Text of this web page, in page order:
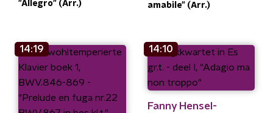
"Allegro" (Arr.)
amabile" (Arr.)
14:19 14:10
Fanny Hensel-